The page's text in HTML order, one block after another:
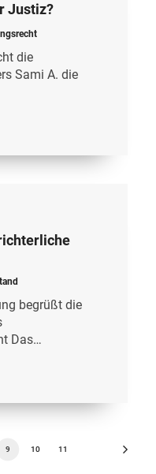
Justiz?
die
Sami A. die
begrüßt die
Das…
9 10 11